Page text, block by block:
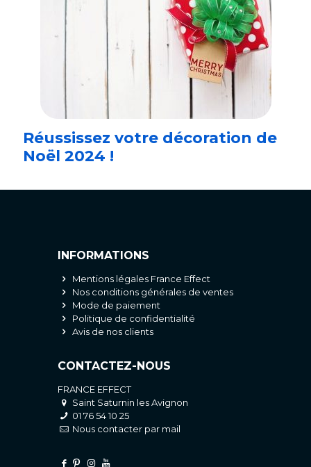
Réussissez votre décoration de
Noël 2024 !
INFORMATIONS
Mentions légales France Effect
Nos conditions générales de ventes
Mode de paiement
Politique de confidentialité
Avis de nos clients
CONTACTEZ-NOUS
FRANCE EFFECT
Saint Saturnin les Avignon
01 76 54 10 25
Nous contacter par mail